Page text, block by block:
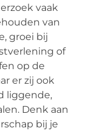
vaak
van
groei bij
of
op de
er zij ook
liggende,
Denk aan
bij je